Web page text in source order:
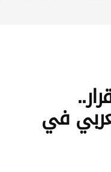
في